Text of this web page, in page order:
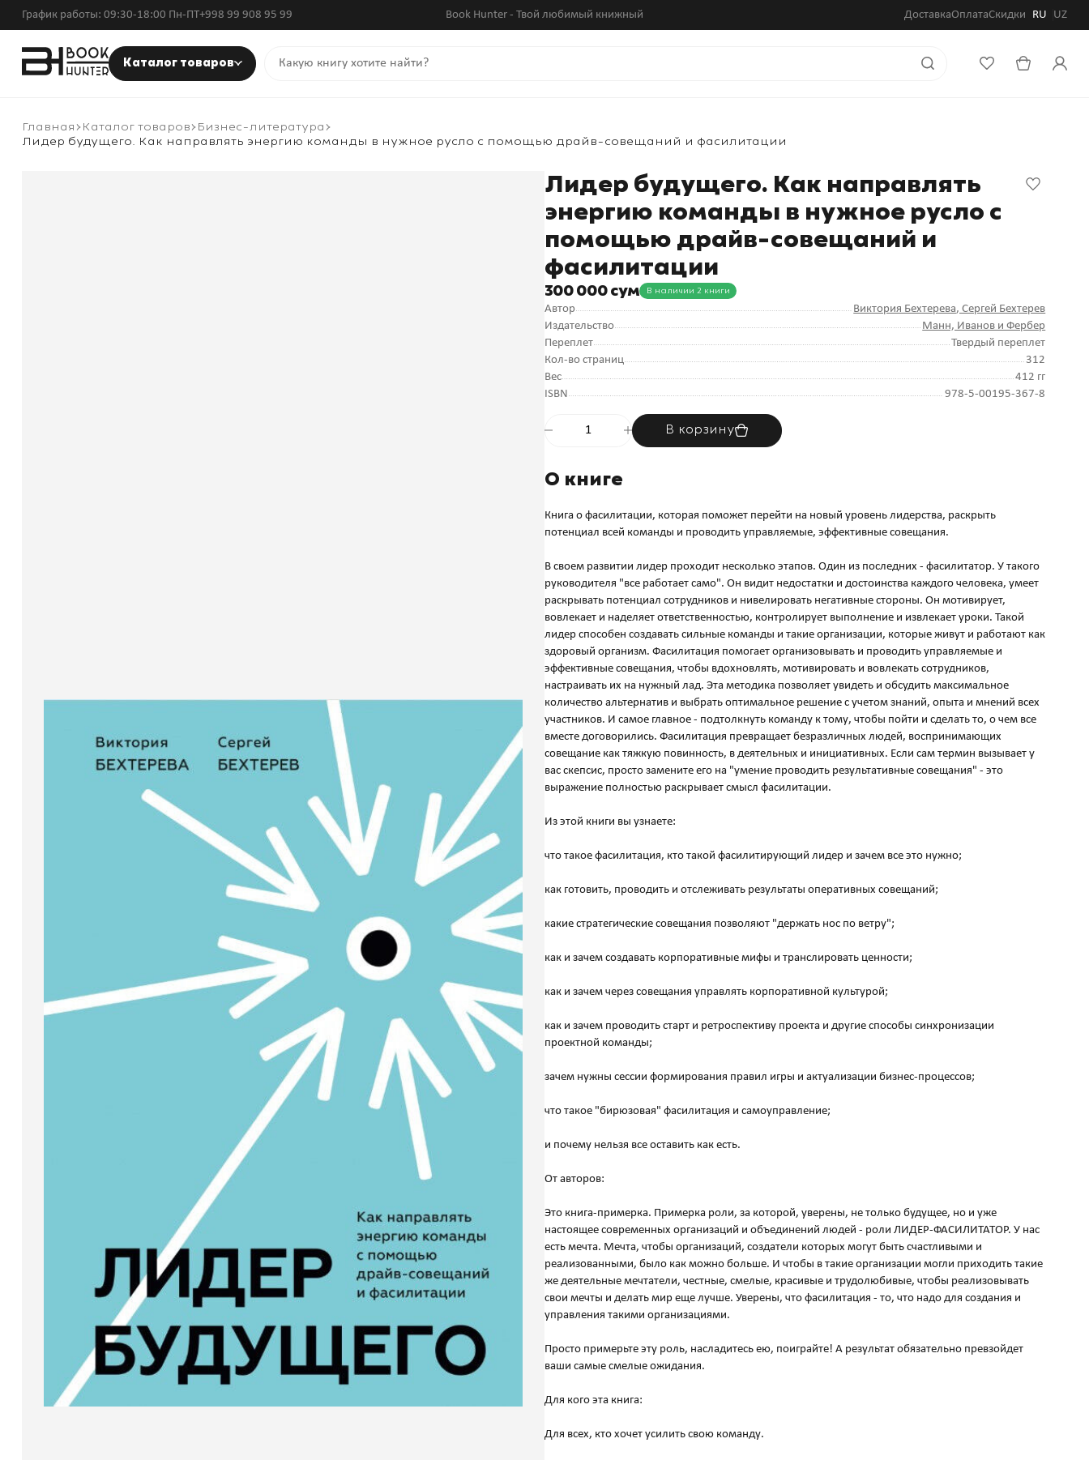
График работы: 09:30-18:00 Пн-ПТ+998 99 908 95 99 Book Hunter - Твой любимый книжный ДоставкаОплатаСкидки RU UZ
Каталог товаров
Главная Каталог товаров
Бизнес-литература
Лидер будущего. Как направлять энергию команды в нужное русло с помощью драйв-совещаний и фасилитации
Лидер будущего. Как направлять
энергию команды в нужное русло с
помощью драйв-совещаний и
фасилитации
300 000 сум В наличии 2 книги
Автор Виктория Бехтерева, Сергей Бехтерев
Издательство
Манн, Иванов и Фербер
Переплет
Твердый переплет
Кол-во страниц
312
Вес
412 гг
ISBN
978-5-00195-367-8
В корзину
О книге
Книга о фасилитации, которая поможет перейти на новый уровень лидерства, раскрыть
потенциал всей команды и проводить управляемые, эффективные совещания.
В своем развитии лидер проходит несколько этапов. Один из последних - фасилитатор. У такого
руководителя "все работает само". Он видит недостатки и достоинства каждого человека, умеет
раскрывать потенциал сотрудников и нивелировать негативные стороны. Он мотивирует,
вовлекает и наделяет ответственностью, контролирует выполнение и извлекает уроки. Такой
лидер способен создавать сильные команды и такие организации, которые живут и работают как
здоровый организм. Фасилитация помогает организовывать и проводить управляемые и
эффективные совещания, чтобы вдохновлять, мотивировать и вовлекать сотрудников,
настраивать их на нужный лад. Эта методика позволяет увидеть и обсудить максимальное
количество альтернатив и выбрать оптимальное решение с учетом знаний, опыта и мнений всех
участников. И самое главное - подтолкнуть команду к тому, чтобы пойти и сделать то, о чем все
вместе договорились. Фасилитация превращает безразличных людей, воспринимающих
совещание как тяжкую повинность, в деятельных и инициативных. Если сам термин вызывает у
вас скепсис, просто замените его на "умение проводить результативные совещания" - это
выражение полностью раскрывает смысл фасилитации.
Из этой книги вы узнаете:
что такое фасилитация, кто такой фасилитирующий лидер и зачем все это нужно;
как готовить, проводить и отслеживать результаты оперативных совещаний;
какие стратегические совещания позволяют "держать нос по ветру";
как и зачем создавать корпоративные мифы и транслировать ценности;
как и зачем через совещания управлять корпоративной культурой;
как и зачем проводить старт и ретроспективу проекта и другие способы синхронизации
проектной команды;
зачем нужны сессии формирования правил игры и актуализации бизнес-процессов;
что такое "бирюзовая" фасилитация и самоуправление;
и почему нельзя все оставить как есть.
От авторов:
Это книга-примерка. Примерка роли, за которой, уверены, не только будущее, но и уже
настоящее современных организаций и объединений людей - роли ЛИДЕР-ФАСИЛИТАТОР. У нас
есть мечта. Мечта, чтобы организаций, создатели которых могут быть счастливыми и
реализованными, было как можно больше. И чтобы в такие организации могли приходить такие
же деятельные мечтатели, честные, смелые, красивые и трудолюбивые, чтобы реализовывать
свои мечты и делать мир еще лучше. Уверены, что фасилитация - то, что надо для создания и
управления такими организациями.
Просто примерьте эту роль, насладитесь ею, поиграйте! А результат обязательно превзойдет
ваши самые смелые ожидания.
Для кого эта книга:
Для всех, кто хочет усилить свою команду.